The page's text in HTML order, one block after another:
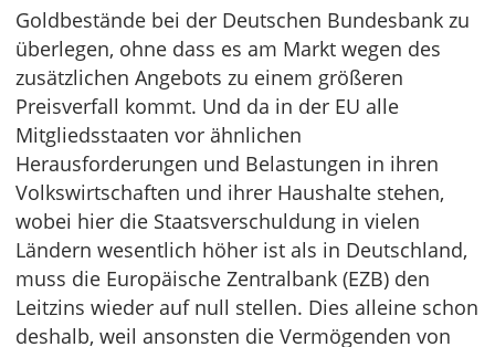
Goldbestände bei der Deutschen Bundesbank zu
überlegen, ohne dass es am Markt wegen des
zusätzlichen Angebots zu einem größeren
Preisverfall kommt. Und da in der EU alle
Mitgliedsstaaten vor ähnlichen
Herausforderungen und Belastungen in ihren
Volkswirtschaften und ihrer Haushalte stehen,
wobei hier die Staatsverschuldung in vielen
Ländern wesentlich höher ist als in Deutschland,
muss die Europäische Zentralbank (EZB) den
Leitzins wieder auf null stellen. Dies alleine schon
deshalb, weil ansonsten die Vermögenden von